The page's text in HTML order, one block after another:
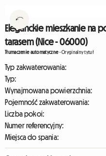
Eleganckie mieszkanie na
tarasem (Nice - 06000)
Tłumaczenie automatyczne-Oryginalny tytuł
Typ zakwaterowania:
Typ:
Wynajmowana powierzchnia:
Pojemność zakwaterowania:
Liczba pokoi:
Numer referencyjny:
Miejsca do spania: